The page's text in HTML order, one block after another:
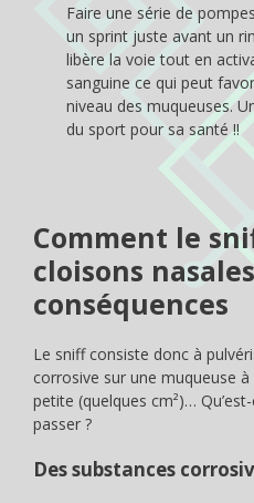
Faire une série de
un sprint juste avant un
libère la voie tout en
sanguine ce qui peut
niveau des muqueuses.
du sport pour sa santé !!
Comment le
cloisons
conséquences
Le sniff consiste donc à
corrosive sur une muqueuse
petite (quelques cm²)…
passer ?
Des substances